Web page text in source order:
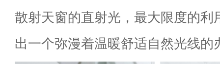
散射天窗的直射光，最大限度的利
出一个弥漫着温暖舒适自然光线的